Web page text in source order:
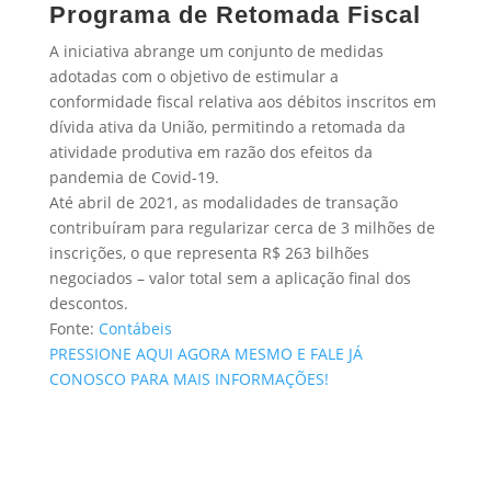
Programa de Retomada Fiscal
A iniciativa abrange um conjunto de medidas
adotadas com o objetivo de estimular a
conformidade fiscal relativa aos débitos inscritos em
dívida ativa da União, permitindo a retomada da
atividade produtiva em razão dos efeitos da
pandemia de Covid-19.
Até abril de 2021, as modalidades de transação
contribuíram para regularizar cerca de 3 milhões de
inscrições, o que representa R$ 263 bilhões
negociados – valor total sem a aplicação final dos
descontos.
Fonte: Contábeis
PRESSIONE AQUI AGORA MESMO E FALE JÁ
CONOSCO PARA MAIS INFORMAÇÕES!